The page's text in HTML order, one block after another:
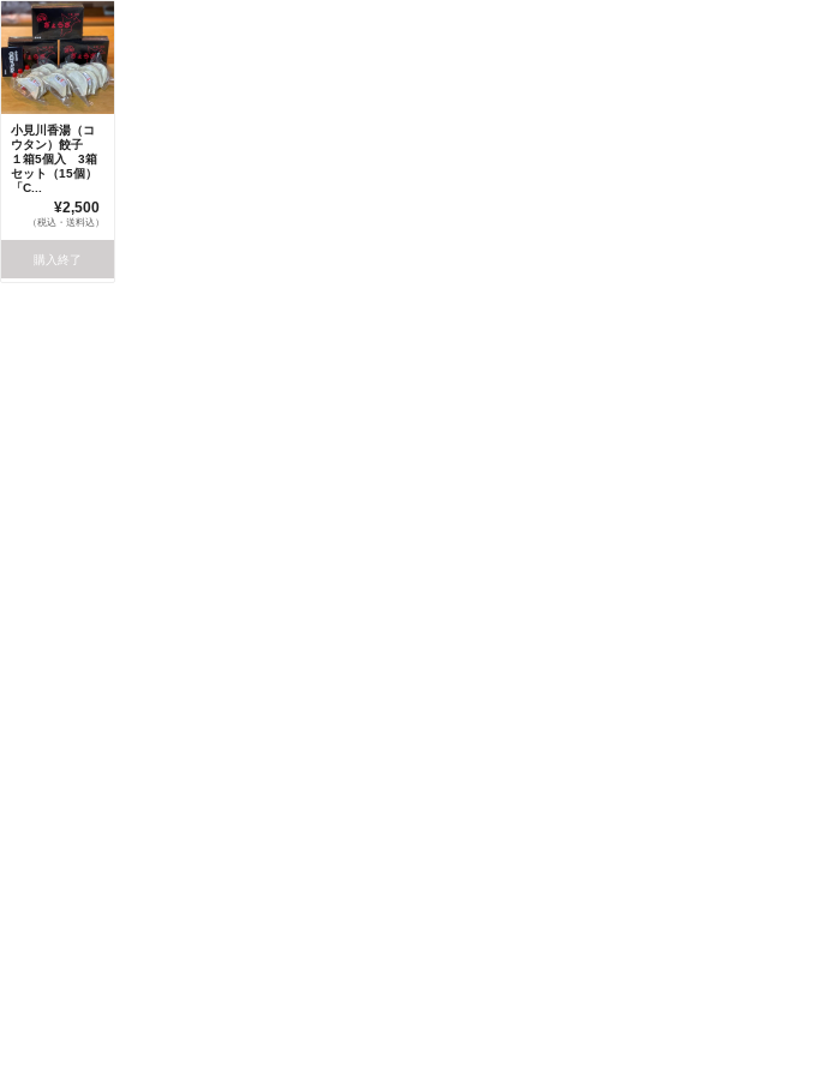
小見川香湯（コ
ウタン）餃子
１箱5個入 3箱
セット（15個）
「C...
¥2,500
（税込・送料込）
購入終了